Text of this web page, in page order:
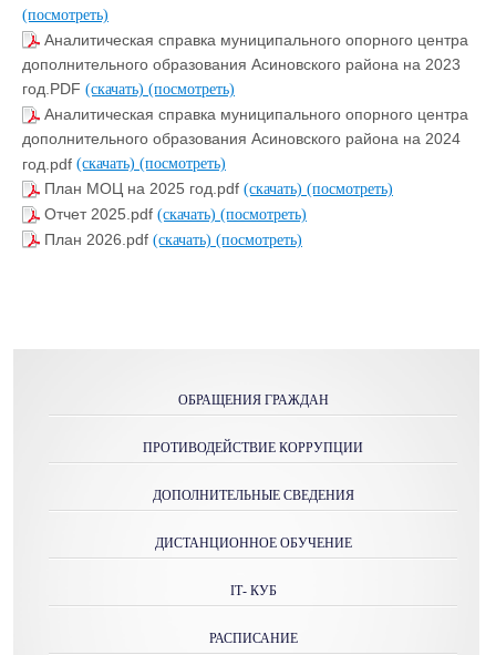
(посмотреть)
Аналитическая справка муниципального опорного центра
дополнительного образования Асиновского района на 2023
год.PDF (скачать) (посмотреть)
Аналитическая справка муниципального опорного центра
дополнительного образования Асиновского района на 2024
год.pdf (скачать) (посмотреть)
План МОЦ на 2025 год.pdf (скачать) (посмотреть)
Отчет 2025.pdf (скачать) (посмотреть)
План 2026.pdf (скачать) (посмотреть)
ОБРАЩЕНИЯ ГРАЖДАН
ПРОТИВОДЕЙСТВИЕ КОРРУПЦИИ
ДОПОЛНИТЕЛЬНЫЕ СВЕДЕНИЯ
ДИСТАНЦИОННОЕ ОБУЧЕНИЕ
IТ- КУБ
РАСПИСАНИЕ